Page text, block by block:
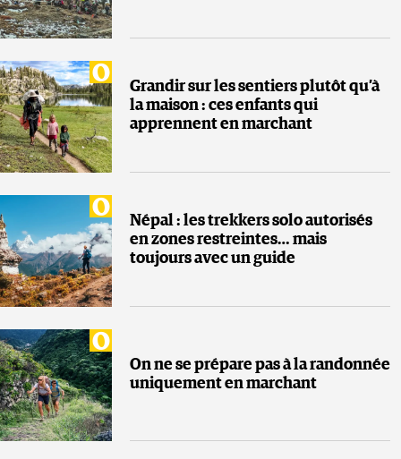
Grandir sur les sentiers plutôt qu’à
la maison : ces enfants qui
apprennent en marchant
Népal : les trekkers solo autorisés
en zones restreintes… mais
toujours avec un guide
On ne se prépare pas à la randonnée
uniquement en marchant